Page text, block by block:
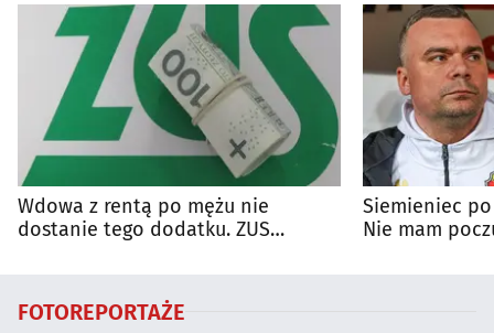
Wdowa z rentą po mężu nie
dostanie tego dodatku. ZUS
Siemieniec
Nie mam
FOTOREPORTAŻE